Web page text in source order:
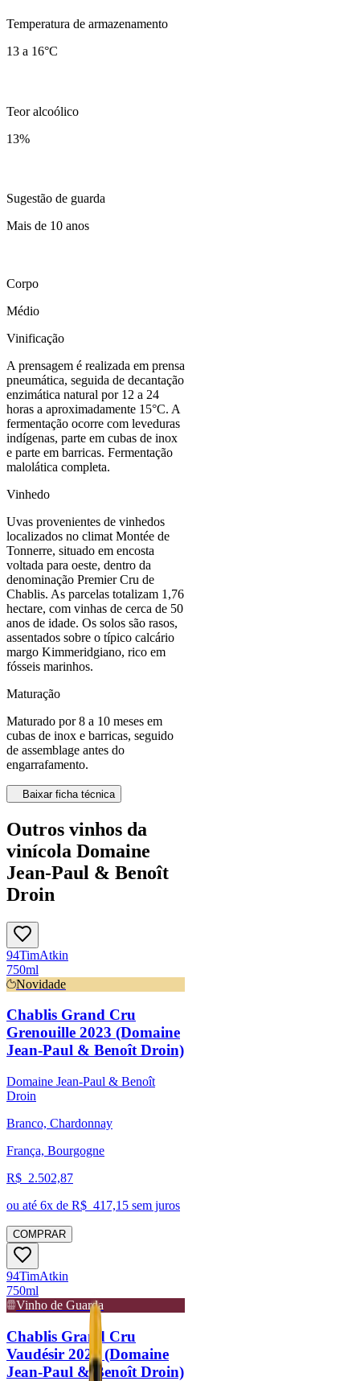
Temperatura de armazenamento
13 a 16°C
Teor alcoólico
13%
Sugestão de guarda
Mais de 10 anos
Corpo
Médio
Vinificação
A prensagem é realizada em prensa
pneumática, seguida de decantação
enzimática natural por 12 a 24
horas a aproximadamente 15°C. A
fermentação ocorre com leveduras
indígenas, parte em cubas de inox
e parte em barricas. Fermentação
malolática completa.
Vinhedo
Uvas provenientes de vinhedos
localizados no climat Montée de
Tonnerre, situado em encosta
voltada para oeste, dentro da
denominação Premier Cru de
Chablis. As parcelas totalizam 1,76
hectare, com vinhas de cerca de 50
anos de idade. Os solos são rasos,
assentados sobre o típico calcário
margo Kimmeridgiano, rico em
fósseis marinhos.
Maturação
Maturado por 8 a 10 meses em
cubas de inox e barricas, seguido
de assemblage antes do
engarrafamento.
Baixar ficha técnica
Outros vinhos da
vinícola Domaine
Jean-Paul & Benoît
Droin
94TimAtkin
750ml
Novidade
Chablis Grand Cru
Grenouille 2023 (Domaine
Jean-Paul & Benoît Droin)
Domaine Jean-Paul & Benoît
Droin
Branco, Chardonnay
França, Bourgogne
R$ 2.502,87
ou até 6x de R$ 417,15 sem juros
COMPRAR
94TimAtkin
750ml
Vinho de Guarda
Chablis Grand Cru
Vaudésir 2023 (Domaine
Jean-Paul & Benoît Droin)